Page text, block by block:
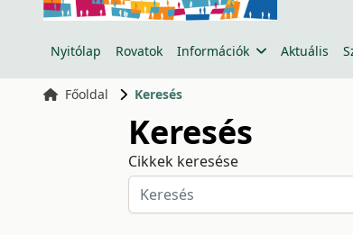
Nyitólap Rovatok Információk Aktuális
Főoldal Keresés
Keresés
Cikkek keresése